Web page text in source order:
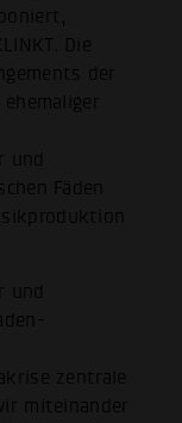
Die
der
und
Fäden
und
zentrale
miteinander